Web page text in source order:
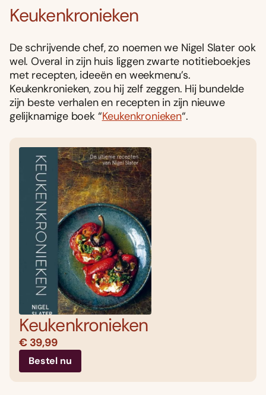
Keukenkronieken
De schrijvende chef, zo noemen we Nigel Slater ook
wel. Overal in zijn huis liggen zwarte notitieboekjes
met recepten, ideeën en weekmenu’s.
Keukenkronieken, zou hij zelf zeggen. Hij bundelde
zijn beste verhalen en recepten in zijn nieuwe
gelijknamige boek “Keukenkronieken“.
Keukenkronieken
€ 39,99
Bestel nu